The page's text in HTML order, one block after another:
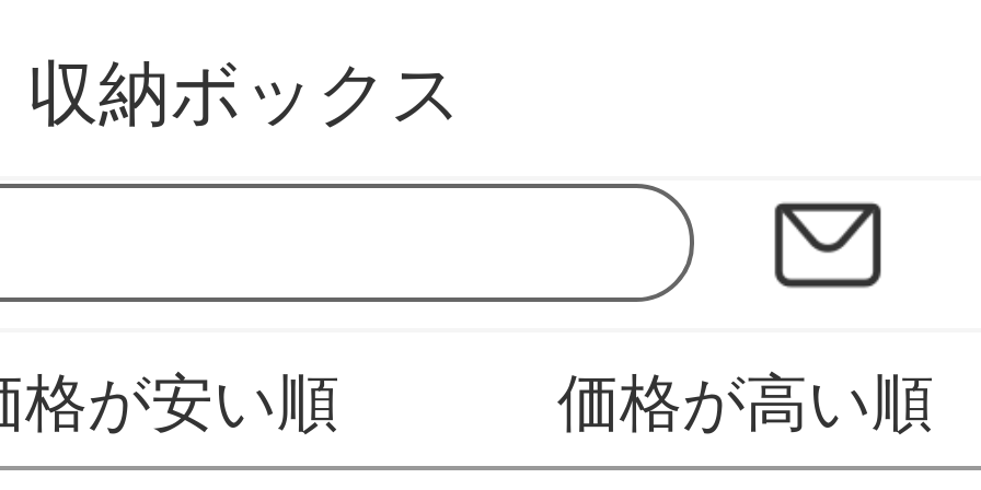
RAINBOW壁紙
収納ボックス
格が安い順 価格が高い順